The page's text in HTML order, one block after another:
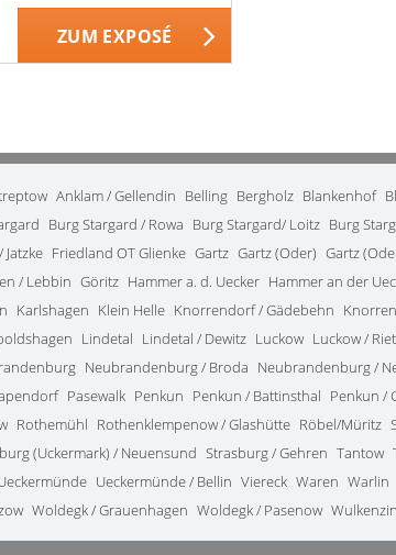
ZUM EXPOSÉ
Anklam / Gellendin Belling Bergholz Blankenhof
Burg Stargard / Rowa Burg Stargard/ Loitz Burg
Friedland OT Glienke Gartz Gartz (Oder) Gartz
/ Lebbin Göritz Hammer a. d. Uecker Hammer an der
Karlshagen Klein Helle Knorrendorf / Gädebehn
Lindetal Lindetal / Dewitz Luckow Luckow /
Neubrandenburg / Broda Neubrandenburg /
Pasewalk Penkun Penkun / Battinsthal Penkun /
Rothemühl Rothenklempenow / Glashütte Röbel/Müritz
(Uckermark) / Neuensund Strasburg / Gehren Tantow
Ueckermünde / Bellin Viereck Waren Warlin
Woldegk / Grauenhagen Woldegk / Pasenow Wulkenzin